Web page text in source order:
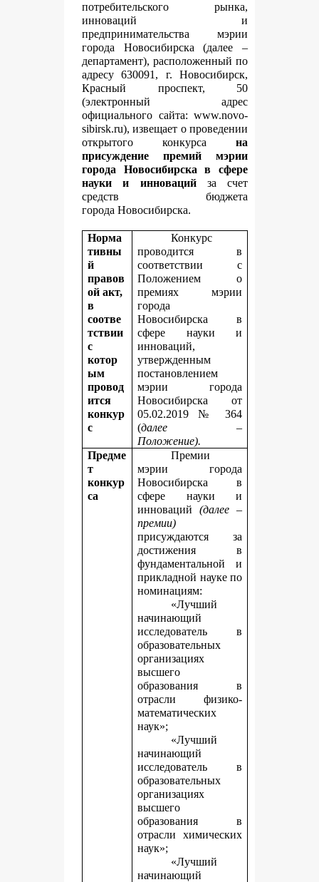
потребительского рынка,
инноваций и
предпринимательства мэрии
города Новосибирска (далее –
департамент), расположенный по
адресу 630091, г. Новосибирск,
Красный проспект, 50
(электронный адрес
официального сайта: www.novo-
sibirsk.ru), извещает о проведении
открытого конкурса на
присуждение премий мэрии
города Новосибирска в сфере
науки и инноваций за счет
средств бюджета
города Новосибирска.
Норма
тивны
й
правов
ой акт,
в
соотве
тствии
с
котор
ым
провод
ится
конкур
с
Конкурс
проводится в
соответствии с
Положением о
премиях мэрии
города
Новосибирска в
сфере науки и
инноваций,
утвержденным
постановлением
мэрии города
Новосибирска от
05.02.2019 № 364
(далее –
Положение).
Предме
т
конкур
са
Премии
мэрии города
Новосибирска в
сфере науки и
инноваций (далее –
премии)
присуждаются за
достижения в
фундаментальной и
прикладной науке по
номинациям:
«Лучший
начинающий
исследователь в
образовательных
организациях
высшего
образования в
отрасли физико-
математических
наук»;
«Лучший
начинающий
исследователь в
образовательных
организациях
высшего
образования в
отрасли химических
наук»;
«Лучший
начинающий